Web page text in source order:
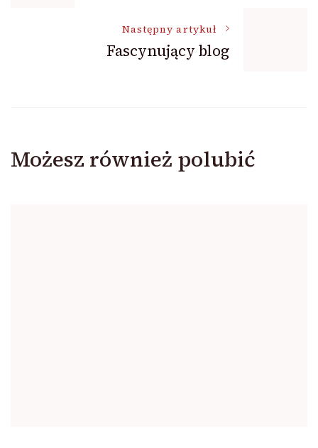
Następny artykuł
Fascynujący blog
Możesz również polubić